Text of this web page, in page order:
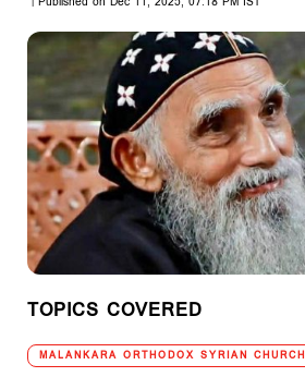
TOPICS COVERED
MALANKARA ORTHODOX SYRIAN CHURCH